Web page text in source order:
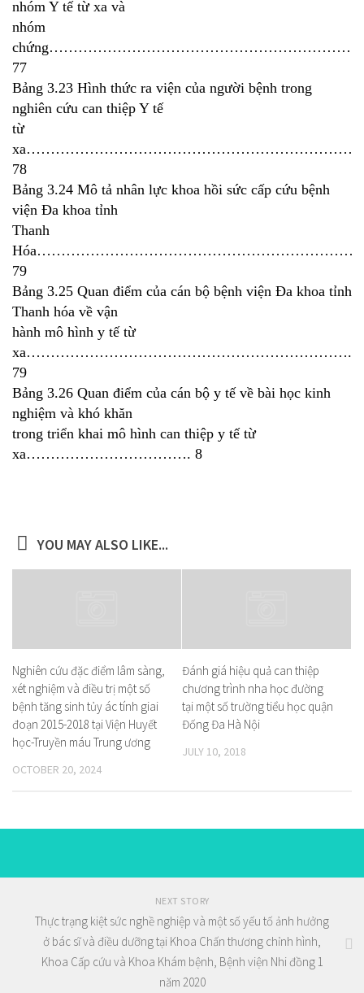
nhóm Y tế từ xa và
nhóm
77
Bảng 3.23 Hình thức ra viện của người bệnh trong
nghiên cứu can thiệp Y tế
từ
78
Bảng 3.24 Mô tả nhân lực khoa hồi sức cấp cứu bệnh
viện Đa khoa tỉnh
Thanh
79
Bảng 3.25 Quan điểm của cán bộ bệnh viện Đa khoa tỉnh
Thanh hóa về vận
hành mô hình y tế từ
xa………………………………………………………….
79
Bảng 3.26 Quan điểm của cán bộ y tế về bài học kinh
nghiệm và khó khăn
trong triển khai mô hình can thiệp y tế từ
xa……………………………. 8
YOU MAY ALSO LIKE...
Nghiên cứu đặc điểm lâm sàng,
xét nghiệm và điều trị một số
bệnh tăng sinh tủy ác tính giai
đoạn 2015-2018 tại Viện Huyết
học-Truyền máu Trung ương
OCTOBER 20, 2024
Đánh giá hiệu quả can thiệp
chương trình nha học đường
tại một số trường tiểu học quận
Đống Đa Hà Nội
JULY 10, 2018
NEXT STORY
Thực trạng kiệt sức nghề nghiệp và một số yếu tố ảnh hưởng
ở bác sĩ và điều dưỡng tại Khoa Chấn thương chỉnh hình,
Khoa Cấp cứu và Khoa Khám bệnh, Bệnh viện Nhi đồng 1
năm 2020